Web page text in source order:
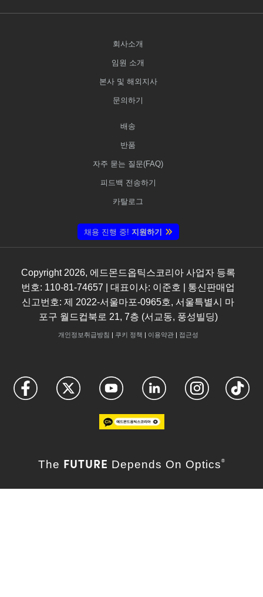
회사소개
임원 소개
본사 및 해외지사
문의하기
배송
반품
자주 묻는 질문(FAQ)
피드백 전송하기
카탈로그
채용 진행 중! 지원하기
Copyright 2026, 에드몬드옵틱스코리아 사업자 등록
번호: 110-81-74657 | 대표이사: 이준호 | 통신판매업
신고번호: 제 2022-서울마포-0965호, 서울특별시 마
포구 월드컵북로 21, 7층 (서교동, 풍성빌딩)
개인정보취급방침 | 쿠키 정책 | 이용약관| 접근성
The FUTURE Depends On Optics ®